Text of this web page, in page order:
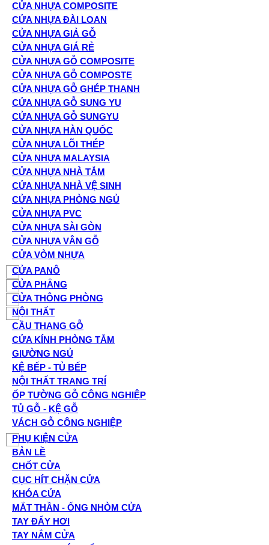
CỬA NHỰA COMPOSITE
CỬA NHỰA ĐÀI LOAN
CỬA NHỰA GIẢ GỖ
CỬA NHỰA GIÁ RẺ
CỬA NHỰA GỖ COMPOSITE
CỬA NHỰA GỖ COMPOSTE
CỬA NHỰA GỖ GHÉP THANH
CỬA NHỰA GỖ SUNG YU
CỬA NHỰA GỖ SUNGYU
CỬA NHỰA HÀN QUỐC
CỬA NHỰA LÕI THÉP
CỬA NHỰA MALAYSIA
CỬA NHỰA NHÀ TẮM
CỬA NHỰA NHÀ VỆ SINH
CỬA NHỰA PHÒNG NGỦ
CỬA NHỰA PVC
CỬA NHỰA SÀI GÒN
CỬA NHỰA VÂN GỖ
CỬA VÒM NHỰA
CỬA PANÔ
CỬA PHẲNG
CỬA THÔNG PHÒNG
NỘI THẤT
CẦU THANG GỖ
CỬA KÍNH PHÒNG TẮM
GIƯỜNG NGỦ
KỆ BẾP - TỦ BẾP
NỘI THẤT TRANG TRÍ
ỐP TƯỜNG GỖ CÔNG NGHIỆP
TỦ GỖ - KỆ GỖ
VÁCH GỖ CÔNG NGHIỆP
PHỤ KIỆN CỬA
BẢN LỀ
CHỐT CỬA
CỤC HÍT CHẶN CỬA
KHÓA CỬA
MẮT THẦN - ỐNG NHÒM CỬA
TAY ĐẨY HƠI
TAY NẮM CỬA